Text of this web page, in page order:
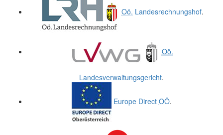
Oö. Landesrechnungshof.
Oö.
Landesverwaltungsgericht.
Europe Direct OÖ.